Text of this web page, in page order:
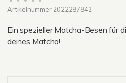
Artikelnummer 2022287842
Ein spezieller Matcha-Besen für
deines Matcha!